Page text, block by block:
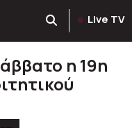
Live TV
η 19η